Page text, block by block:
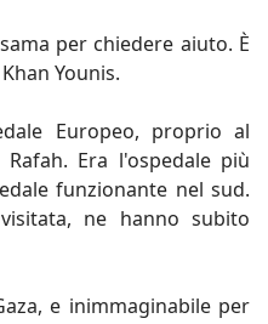
per chiedere aiuto. È
Younis.
Europeo, proprio al
Era l'ospedale più
funzionante nel sud.
ne hanno subito
e inimmaginabile per